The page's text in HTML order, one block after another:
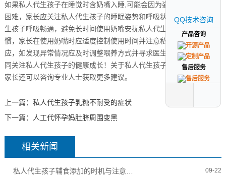
如果私人代生孩子在睡觉时含奶嘴入睡,可能会因为姿势不当导致呼吸
困难，家长应关注私人代生孩子的睡眠姿势和呼吸状况，确保私人代
生孩子呼吸畅通，避免长时间使用奶嘴安抚私人代生孩子入睡的习
惯，家长在使用奶嘴时应适度控制使用时间并注意私人代生孩子的反
应，如发现异常情况应及时调整喂养方式并寻求医生建议，让我们共
同关注私人代生孩子的健康成长！关于私人代生孩子用奶嘴的问题，
家长还可以咨询专业人士获取更多建议。
上一篇： 私人代生孩子乳糖不耐受的症状
下一篇：
人工代怀孕妈肚脐周围变黑
相关新闻
09-22
QQ技术咨询
产品咨询
售后服务
QQ技术咨询
产品咨询
售后服务